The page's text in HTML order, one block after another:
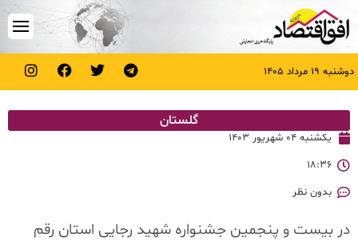
دوشنبه ۱۹ مرداد ۱۴۰۵
گلستان
یکشنبه ۰۴ شهریور ۱۴۰۳
۱۸:۳۶
بدون نظر
در بیست و پنجمین جشنواره شهید رجایی استان رقم